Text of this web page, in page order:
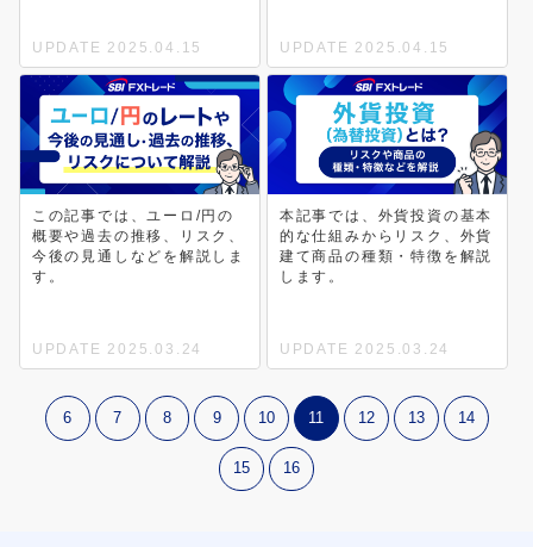
UPDATE 2025.04.15 UPDATE 2025.04.15
この記事では、ユーロ/円の
概要や過去の推移、リスク、
今後の見通しなどを解説しま
す。
UPDATE 2025.03.24
本記事では、外貨投資の基本
的な仕組みからリスク、外貨
建て商品の種類・特徴を解説
します。
UPDATE 2025.03.24
6 7 8 9 10 11 12 13 14
15 16